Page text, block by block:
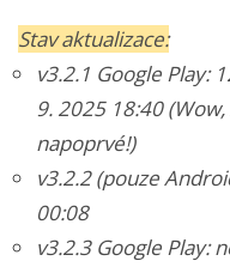
Stav aktualizace:
v3.2.1 Google Play:
9. 2025 18:40
napoprvé!)
v3.2.2 (pouze
00:08
v3.2.3 Google Play: